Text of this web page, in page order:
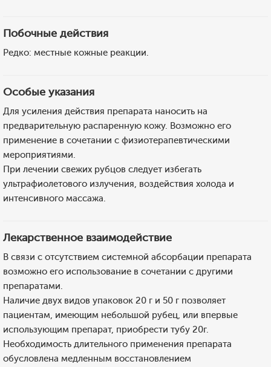
Побочные действия
Редко: местные кожные реакции.
Особые указания
Для усиления действия препарата наносить на
предварительную распаренную кожу. Возможно его
применение в сочетании с физиотерапевтическими
мероприятиями.
При лечении свежих рубцов следует избегать
ультрафиолетового излучения, воздействия холода и
интенсивного массажа.
Лекарственное взаимодействие
В связи с отсутствием системной абсорбации препарата
возможно его использование в сочетании с другими
препаратами.
Наличие двух видов упаковок 20 г и 50 г позволяет
пациентам, имеющим небольшой рубец, или впервые
использующим препарат, приобрести тубу 20г.
Необходимость длительного применения препарата
обусловлена медленным восстановлением